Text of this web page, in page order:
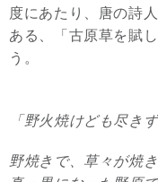
度にあたり、唐の詩
ある、「古原草を賦
う。
「野火焼けども尽き
野焼きで、草々が焼き